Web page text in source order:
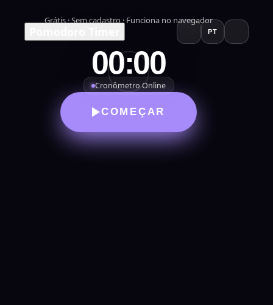
PT
Grátis · Sem cadastro · Funciona no navegador
00:00
Cronômetro Online
COMEÇAR